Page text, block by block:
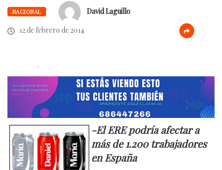
NACIONAL
David Laguillo
12 de febrero de 2014
.
-El ERE podría afectar a
más de 1.200 trabajadores
en España